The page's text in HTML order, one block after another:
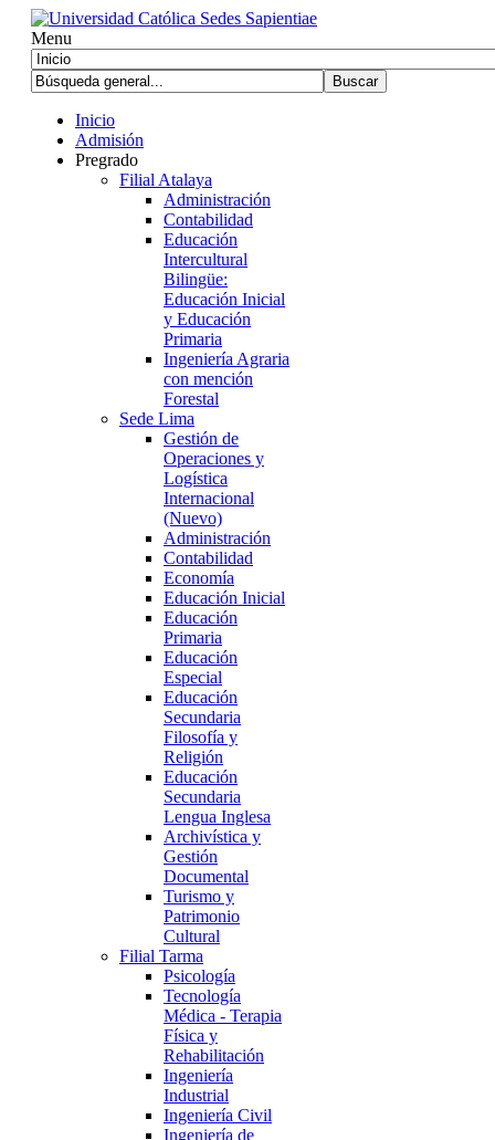
Menu
Inicio
Admisión
Pregrado
Filial Atalaya
Administración
Contabilidad
Educación
Intercultural
Bilingüe:
Educación Inicial
y Educación
Primaria
Ingeniería Agraria
con mención
Forestal
Sede Lima
Gestión de
Operaciones y
Logística
Internacional
(Nuevo)
Administración
Contabilidad
Economía
Educación Inicial
Educación
Primaria
Educación
Especial
Educación
Secundaria
Filosofía y
Religión
Educación
Secundaria
Lengua Inglesa
Archivística y
Gestión
Documental
Turismo y
Patrimonio
Cultural
Filial Tarma
Psicología
Tecnología
Médica - Terapia
Física y
Rehabilitación
Ingeniería
Industrial
Ingeniería Civil
Ingeniería de